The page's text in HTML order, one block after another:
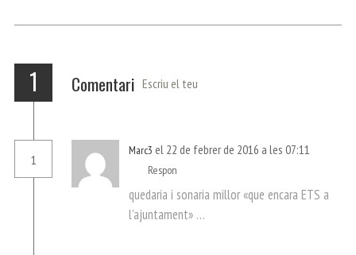
p m ei
1 Comentari Escriu el teu
1
Marc3 el 22 de febrer de 2016 a les 07:11
Respon
quedaria i sonaria millor «que encara ETS a
l’ajuntament» …